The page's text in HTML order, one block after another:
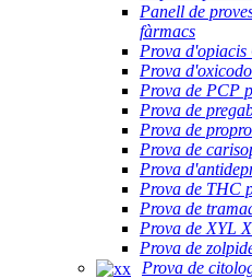
Panell de
fàrmacs
Prova d'opiacis
Prova
Prova de PCP
Prova de
Prova de
Prova de
Prova
Prova de THC
Prova de
Prova de XYL
Prova de
Prova de